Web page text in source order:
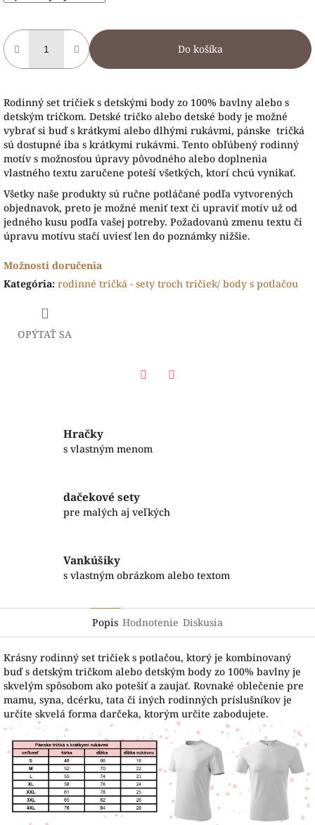
Do košíka
Rodinný set tričiek s detskými body zo 100% bavlny alebo s
detským tričkom. Detské tričko alebo detské body je možné
vybrať si buď s krátkymi alebo dlhými rukávmi, pánske tričká
sú dostupné iba s krátkymi rukávmi. Tento obľúbený rodinný
motív s možnosťou úpravy pôvodného alebo doplnenia
vlastného textu zaručene poteší všetkých, ktorí chcú vynikať.
Všetky naše produkty sú ručne potláčané podľa vytvorených
objednavok, preto je možné meniť text či upraviť motív už od
jedného kusu podľa vašej potreby. Požadovanú zmenu textu či
úpravu motívu stačí uviesť len do poznámky nižšie.
Možnosti doručenia
Kategória: rodinné tričká - sety troch tričiek/ body s potlačou
OPÝTAŤ SA
Hračky
s vlastným menom
dačekové sety
pre malých aj veľkých
Vankúšiky
s vlastným obrázkom alebo textom
Popis Hodnotenie Diskusia
Krásny rodinný set tričiek s potlačou, ktorý je kombinovaný
buď s detským tričkom alebo detským body zo 100% bavlny je
skvelým spôsobom ako potešiť a zaujať. Rovnaké oblečenie pre
mamu, syna, dcérku, tata či iných rodinných príslušníkov je
určite skvelá forma darčeka, ktorým určite zabodujete.